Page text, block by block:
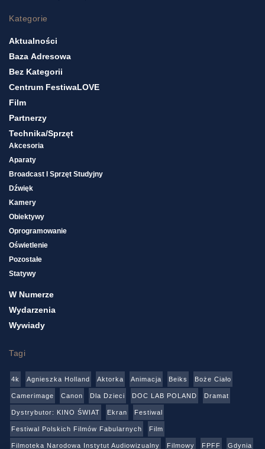
Kategorie
Aktualności
Baza Adresowa
Bez Kategorii
Centrum FestiwaLOVE
Film
Partnerzy
Technika/sprzęt
Akcesoria
Aparaty
Broadcast I Sprzęt Studyjny
Dźwięk
Kamery
Obiektywy
Oprogramowanie
Oświetlenie
Pozostałe
Statywy
W Numerze
Wydarzenia
Wywiady
Tagi
4k Agnieszka Holland Aktorka Animacja Beiks Boże Ciało
Camerimage Canon Dla Dzieci DOC LAB POLAND Dramat
Dystrybutor: KINO ŚWIAT Ekran Festiwal
Festiwal Polskich Filmów Fabularnych Film
Filmoteka Narodowa Instytut Audiowizualny Filmowy FPFF Gdynia